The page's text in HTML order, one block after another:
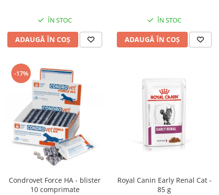
ÎN STOC
ADAUGĂ ÎN COȘ
ÎN STOC
ADAUGĂ ÎN COȘ
-17%
Condrovet Force HA - blister
10 comprimate
Royal Canin Early Renal Cat -
85 g